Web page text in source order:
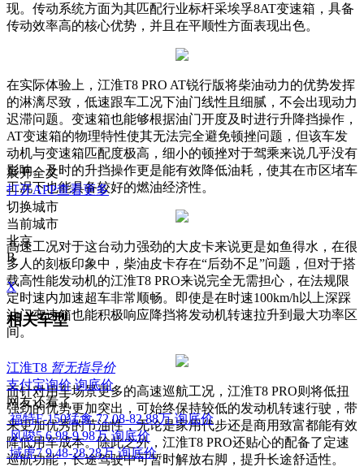
现。传动系统方面为其匹配行业标杆采埃孚8AT变速箱，具备
传动效率高的核心优势，并且在平顺性方面表现出色。
在实际体验上，江淮T8 PRO AT锐行版将柴油动力的优势发挥
的淋漓尽致，低速跟车工况下油门线性且细腻，不会出现动力
迟滞问题。变速箱也能够根据油门开度及时进行升降挡操作，
AT变速箱的物理特性使其无法完全避免顿挫问题，但该车发
动机与变速箱匹配度极高，细小的顿挫对于驾乘来说几乎没有
影响。及时的升挡操作更是能有效降低油耗，使其在市区堵车
工况下也能具备较好的燃油经济性。
高速工况对于这台动力强劲的大皮卡来说更是如鱼得水，在很
多人的刻板印象中，柴油皮卡存在“后劲不足”问题，但对于搭
载高性能发动机的江淮T8 PRO来说完全无需担心，在法规限
定时速内加速超车非常顺畅。即使是在时速100km/h以上深踩
油门变速箱也能积极响应降挡将发动机转速拉升到最大功率区
间。
而针对用车场景更多的高速巡航工况，江淮T8 PRO则将低扭
强劲的优势更加突出，可始终保持较低的发动机转速行驶，带
来更加优秀的节油性，无论是家用代步还是商用致富都能有效
降低用车成本。除此之外，江淮T8 PRO还贴心的配备了定速
巡航功能，长途驾驶中可暂时解放右脚，提升长途舒适性。
展开全文
打开APP查看更多
切换城市
当前城市
北京
B
X
相关车型
江淮T8 暂无指导价
支付宝询价 询底价
网友还看了
福特F-150猛禽 72.08-82.88万 询底价
风骏5 6.98-9.98万 询底价
域虎7 9.48-28.28万 询底价